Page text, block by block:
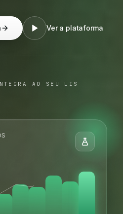
Ver a plataforma
AO SEU LIS